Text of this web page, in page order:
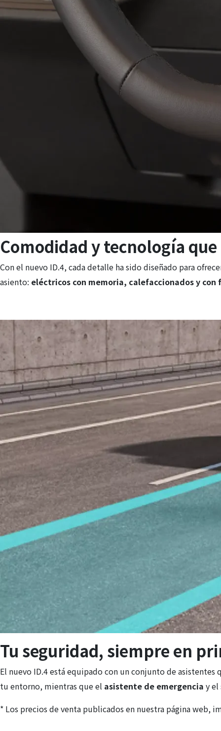
Comodidad y tecnología
Con el nuevo ID.4, cada detalle ha sido diseñado para
asiento: eléctricos con memoria, calefaccionados y con
Tu seguridad, siempre en
El nuevo ID.4 está equipado con un conjunto de
tu entorno, mientras que el asistente de emergencia y
* Los precios de venta publicados en nuestra página web,